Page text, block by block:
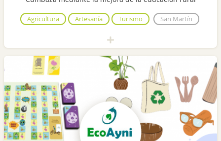
Agricultura Artesanía Turismo San Martín